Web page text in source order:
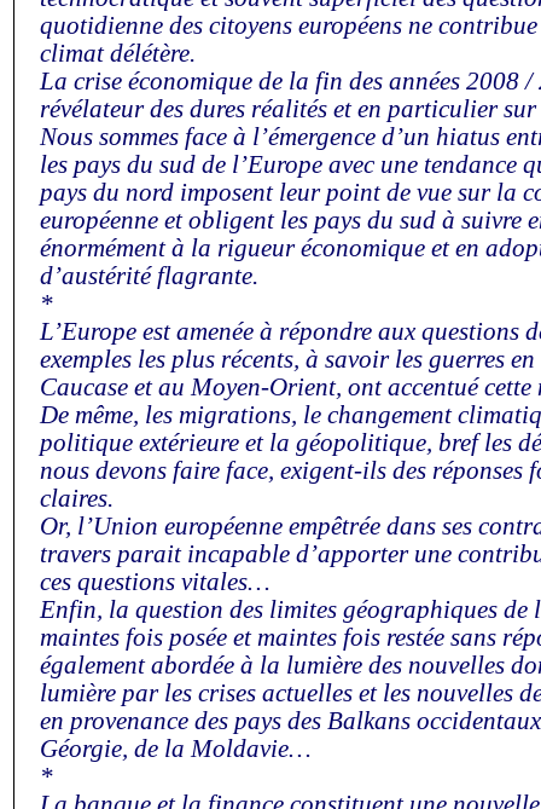
quotidienne des citoyens européens ne
climat délétère.
La crise économique de la fin des années 2008 /
révélateur des dures réalités et en particulier
Nous sommes face à l’émergence d’un hiatus
les pays du sud de l’Europe avec une tendance
pays du nord imposent leur point de vue sur la
européenne et obligent les pays du sud à suivre
énormément à la rigueur économique et en
d’austérité flagrante.
*
L’Europe est amenée à répondre aux questions
exemples les plus récents, à savoir les guerres
Caucase et au Moyen-Orient, ont accentué cette
De même, les migrations, le changement
politique extérieure et la géopolitique, bref les
nous devons faire face, exigent-ils des réponses
claires.
Or, l’Union européenne empêtrée dans ses
travers parait incapable d’apporter une
ces questions vitales…
Enfin, la question des limites géographiques de
maintes fois posée et maintes fois restée sans
également abordée à la lumière des nouvelles
lumière par les crises actuelles et les nouvelles
en provenance des pays des Balkans
Géorgie, de la Moldavie…
*